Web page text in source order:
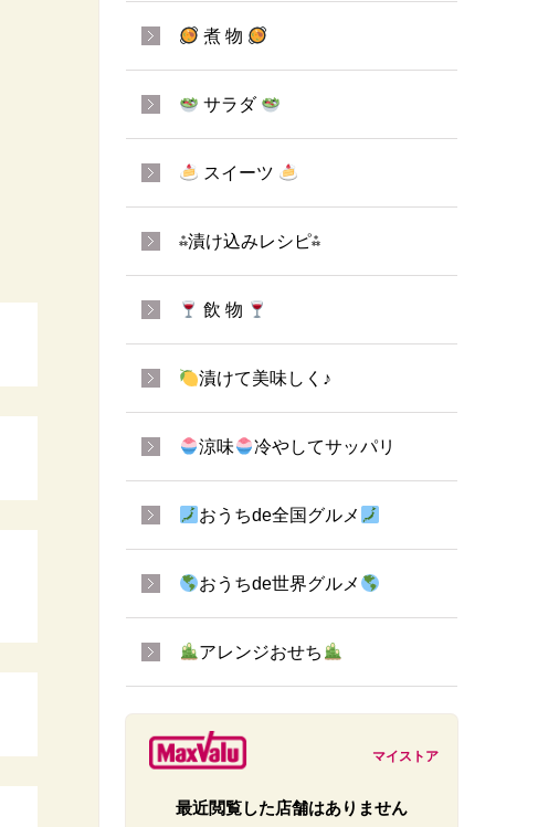
煮 物
サラダ
スイーツ
⁂漬け込みレシピ⁂
飲 物
漬けて美味しく♪
涼味 冷やしてサッパリ
おうちde全国グルメ
おうちde世界グルメ
アレンジおせち
マイストア
最近閲覧した店舗はありません